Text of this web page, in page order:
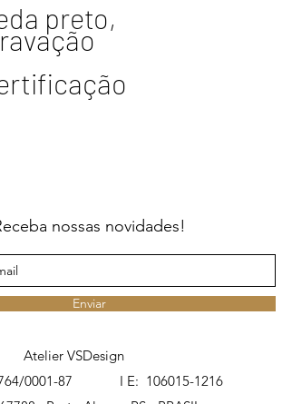
preto,
nossas novidades!
Enviar
Atelier VSDesign
0001-87 I E: 106015-1216